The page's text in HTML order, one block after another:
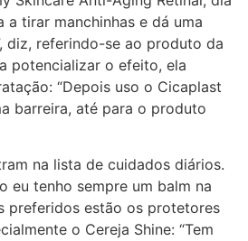
a tirar manchinhas e dá uma
diz, referindo-se ao produto da
potencializar o efeito, ela
“Depois uso o Cicaplast
barreira, até para o produto
na lista de cuidados diários.
eu tenho sempre um balm na
preferidos estão os protetores
o Cereja Shine: “Tem